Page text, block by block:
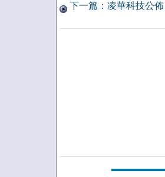
下一篇：凌華科技公佈